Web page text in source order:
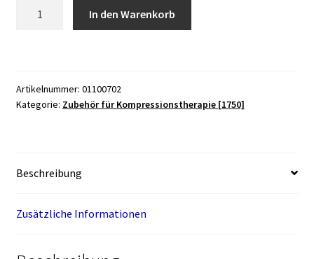
Menge
In den Warenkorb
Artikelnummer: 01100702
Kategorie: Zubehör für Kompressionstherapie [1750]
Beschreibung
Zusätzliche Informationen